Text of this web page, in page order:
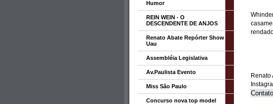
Renato
Humor
REIN WEIN - O
DESCENDENTE DE ANJOS
Renato Abate Repórter Show
Uau
Assembléia Legislativa
Av.Paulista Evento
Miss São Paulo
Concurso nova top model